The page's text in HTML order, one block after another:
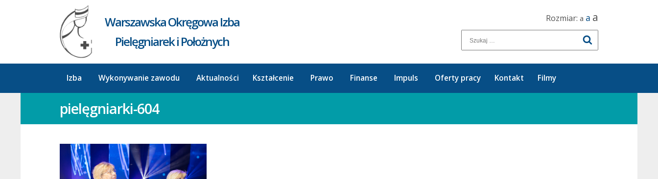
Warszawska Okręgowa Izba
Pielęgniarek i Położnych
Rozmiar: a a a
Izba Wykonywanie zawodu Aktualności Kształcenie Prawo Finanse Impuls Oferty pracy Kontakt Filmy
pielęgniarki-604